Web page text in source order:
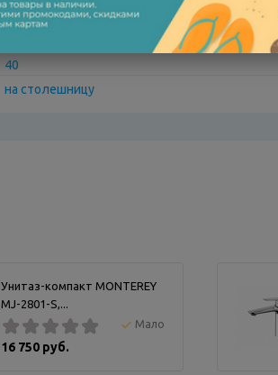
RB009-DG
40
на столешницу
Унитаз-компакт MONTEREY
MJ-2801-S,...
Мало
16 750 руб.